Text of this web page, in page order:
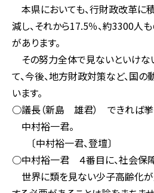
本県においても、行財政改革に
減し、それから17.5％、約3300人
があります。
その努力全体で見ないといけな
て、今後、地方財政対策など、国
います。
○議長（新島 雄君） できれば挙
中村裕一君。
〔中村裕一君、登壇〕
○中村裕一君 ４番目に、社会保
世界に類を見ない少子高齢化が